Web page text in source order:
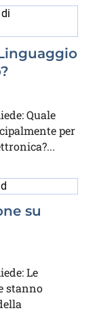
Quale
per
su
Le
stanno